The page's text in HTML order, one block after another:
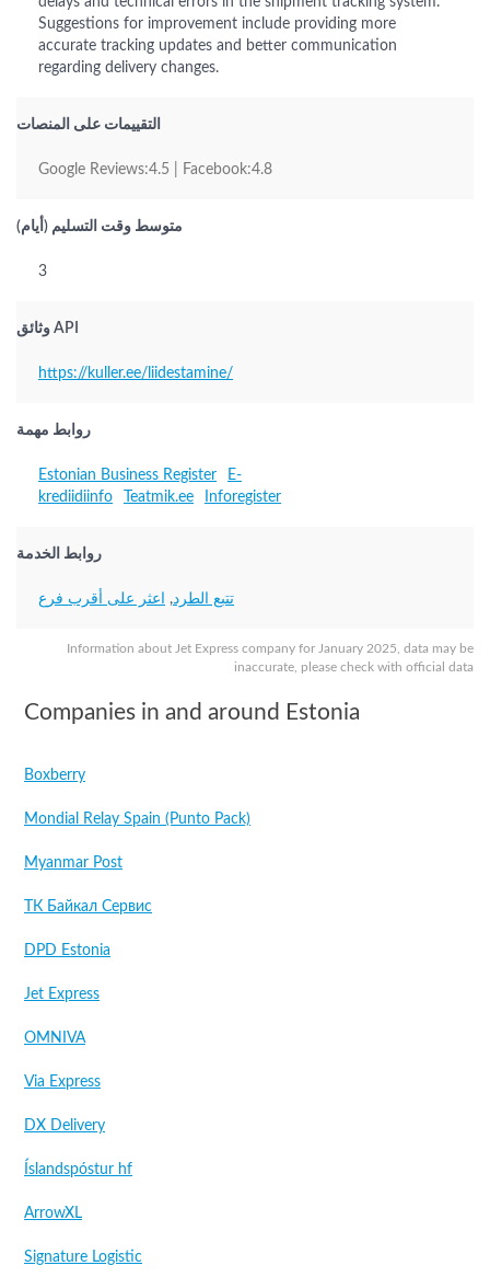
Information about Jet Express company for January 2025, data may be
inaccurate, please check with official data
Suggestions for improvement include providing more
accurate tracking updates and better communication
regarding delivery changes.
التقييمات على المنصات
Google Reviews:4.5 | Facebook:4.8
متوسط وقت التسليم (أيام)
3
وثائق API
https://kuller.ee/liidestamine/
روابط مهمة
Estonian Business Register
E-
krediidiinfo
Teatmik.ee Inforegister
روابط الخدمة
تتبع الطرد, اعثر على أقرب فرع
Companies in and around Estonia
Boxberry
Mondial Relay Spain (Punto Pack)
Myanmar Post
ТК Байкал Сервис
DPD Estonia
Jet Express
OMNIVA
Via Express
DX Delivery
Íslandspóstur hf
ArrowXL
Signature Logistic